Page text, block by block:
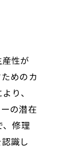
性が
めのカ
り、
の潜在
、修理
識し